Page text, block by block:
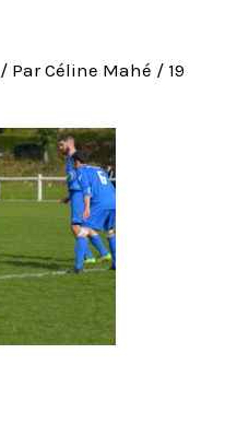
/ ParCéline Mahé / 19